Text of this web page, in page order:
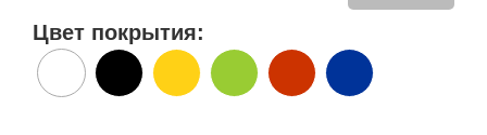
Цвет покрытия: